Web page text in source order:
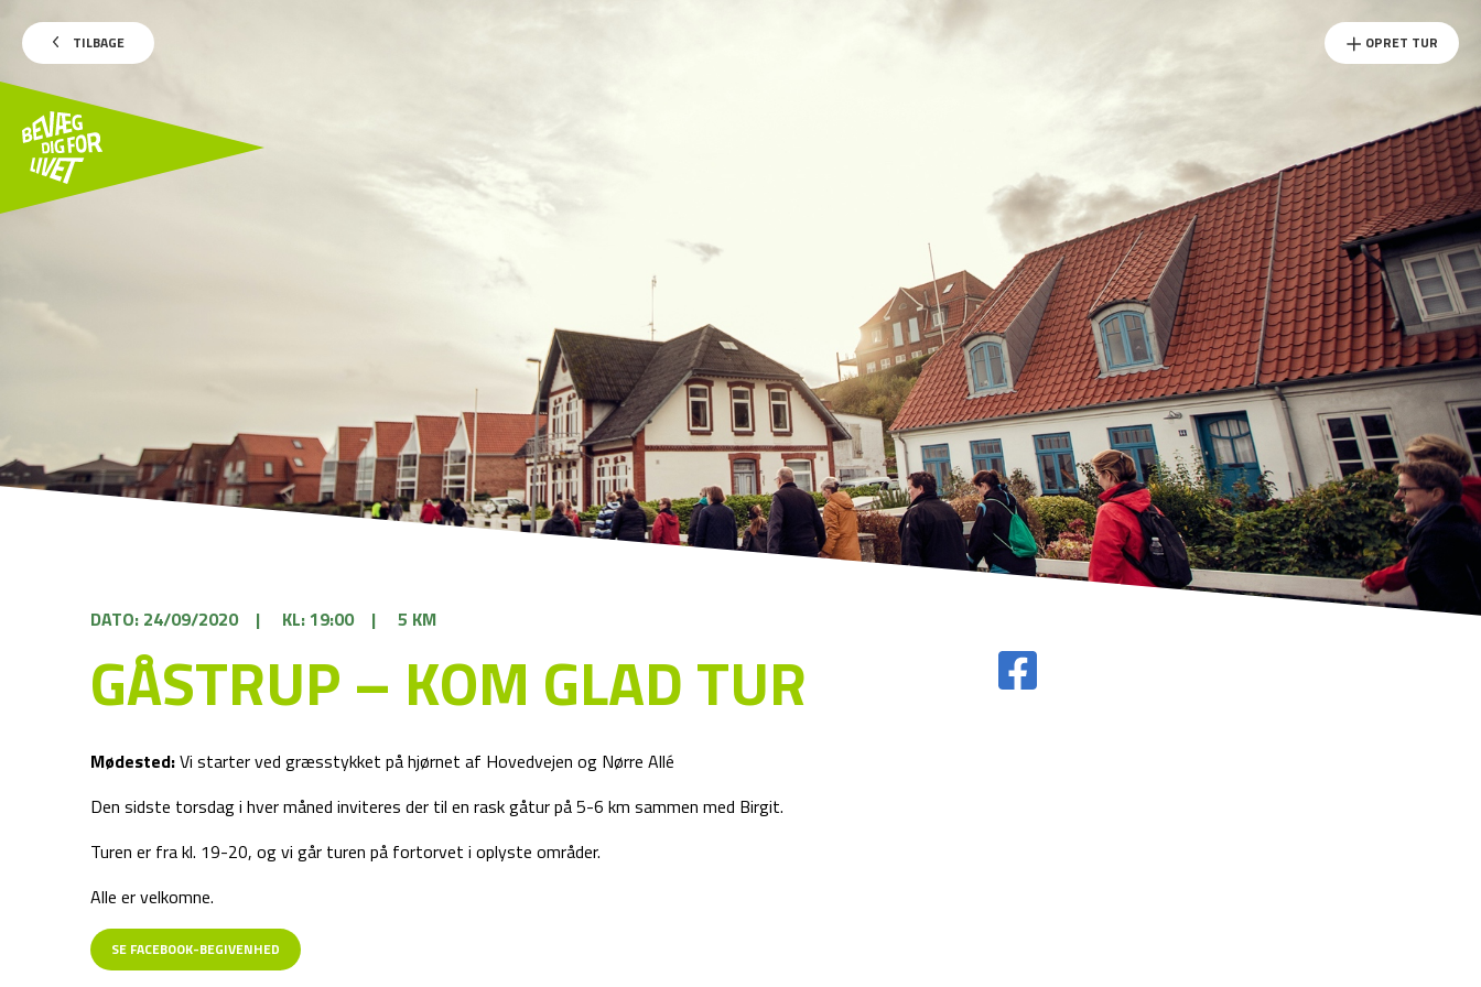
TILBAGE OPRET TUR
DATO: 24/09/2020 | KL: 19:00 | 5 KM
GÅSTRUP – KOM GLAD TUR
Mødested:Vi starter ved græsstykket på hjørnet af Hovedvejen og Nørre Allé
Den sidste torsdag i hver måned inviteres der til en rask gåtur på 5-6 km sammen med Birgit.
Turen er fra kl. 19-20, og vi går turen på fortorvet i oplyste områder.
Alle er velkomne.
SE FACEBOOK-BEGIVENHED